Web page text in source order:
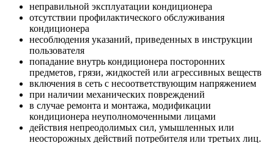
неправильной эксплуатации кондиционера
отсутствии профилактического обслуживания
кондиционера
несоблюдения указаний, приведенных в инструкции
пользователя
попадание внутрь кондиционера посторонних
предметов, грязи, жидкостей или агрессивных веществ
включения в сеть с несоответствующим напряжением
при наличии механических повреждений
в случае ремонта и монтажа, модификации
кондиционера неуполномоченными лицами
действия непреодолимых сил, умышленных или
неосторожных действий потребителя или третьих лиц.